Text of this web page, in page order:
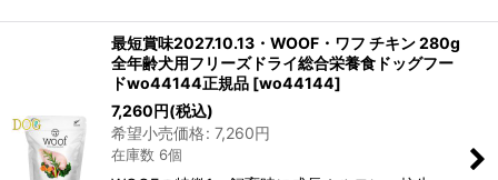
最短賞味2027.10.13・WOOF・ワフ チキン 280g
全年齢犬用フリーズドライ総合栄養食ドッグフー
ドwo44144正規品 [wo44144]
7,260円(税込)
希望小売価格: 7,260円
在庫数 6個